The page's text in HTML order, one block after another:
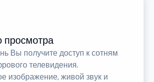
просмотра
Вы получите доступ к сотням
телевидения.
изображение, живой звук и